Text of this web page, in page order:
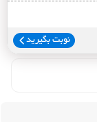
نوبت بگیرید